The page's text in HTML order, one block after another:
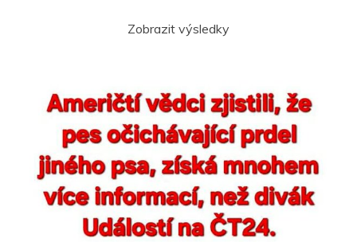
Zobrazit výsledky